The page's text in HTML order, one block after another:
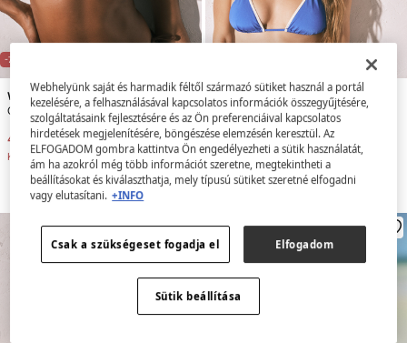
-71%
Women'secret
Csíkos mintás háromszög bikinifelső
4,095 Ft 13,995 Ft
Kedvezmény9,900 Ft
Women'secret
Kék félfényes háromszög bikinifelső
1,995 Ft 13,995 Ft
Kedvezmény 12,000 Ft
Webhelyünk saját és harmadik féltől származó sütiket használ a portál
kezelésére, a felhasználásával kapcsolatos információk összegyűjtésére,
szolgáltatásaink fejlesztésére és az Ön preferenciáival kapcsolatos
hirdetések megjelenítésére, böngészése elemzésén keresztül. Az
ELFOGADOM gombra kattintva Ön engedélyezheti a sütik használatát,
ám ha azokról még több információt szeretne, megtekintheti a
beállításokat és kiválaszthatja, mely típusú sütiket szeretné elfogadni
vagy elutasítani. +INFO
Csak a szükségeset fogadja el Elfogadom
Sütik beállítása